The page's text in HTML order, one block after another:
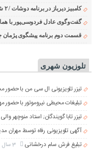
کامبیز دیرباز در برنامه دوشات / ۲ شات فصل ۱ قسمت ۱
گفت‌وگوی عادل فردوسی‌پور با
قسمت دوم برنامه پیشگوی پژمان
تلوزیون شهری
تیزر تلویزیونی ال سی من با حضور
تبلیغات محیطی نیروموتور با حضور
تیزر تابا گویندگان; استاد منوچهر
آگهی تلویزیونی رفاه توسط مهران
تبلیغ فرش سام درخشانی 3 سال